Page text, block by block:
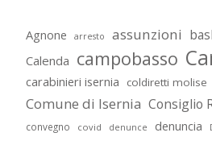
Agnone arresto assunzioni
Calenda campobasso
carabinieri isernia coldiretti molise
Comune di Isernia Consiglio
convegno covid denunce denuncia